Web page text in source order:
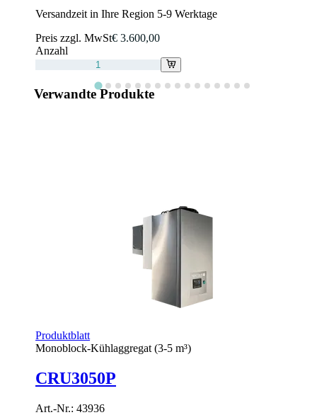
Versandzeit in Ihre Region 5-9 Werktage
Preis zzgl. MwSt€ 3.600,00
Anzahl
Verwandte Produkte
Produktblatt
Monoblock-Kühlaggregat (3-5 m³)
CRU3050P
Art.-Nr.: 43936